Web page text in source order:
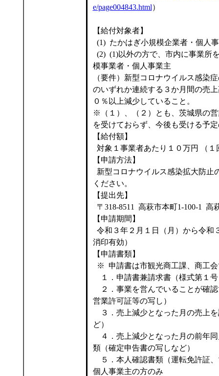
e/page004843.html）
【給付対象者】
(1) たかはぎ小規模企業者・個人
(2) (1)以外の方で、市内に事業所
模事業者・個人事業主
（要件）新型コロナウイルス感染
のいずれか連続する３か月間の売
０％以上減少していること。
※（１）、（２）とも、茨城県の
を受けておらず、今後も受ける予
【給付額】
対象１事業者あたり１０万円 （１
【申請方法】
新型コロナウイルス感染拡大防止
ください。
【提出先】
〒318-8511 高萩市本町1-100-1 高
【申請期間】
令和３年２月１日（月）から令和
消印有効）
【申請書類】
※ 申請書は市観光商工課、商工会
１．申請書兼請求書（様式第１号
２．事業を営んでいることが確
営業許可証等の写し）
３．売上減少となった月の売上
ど）
４．売上減少となった月の前年
類（確定申告書の写しなど）
５．本人確認書類（運転免許証
個人事業主の方のみ